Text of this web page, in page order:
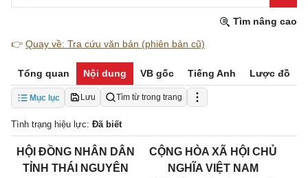
Tìm nâng cao
👉 Quay về: Tra cứu văn bản (phiên bản cũ)
Tổng quan Nội dung VB gốc Tiếng Anh Lược đồ
Mục lục Lưu Tìm từ trong trang
Tình trạng hiệu lực: Đã biết
HỘI ĐỒNG NHÂN DÂN
TỈNH THÁI NGUYÊN
CỘNG HÒA XÃ HỘI CHỦ
NGHĨA VIỆT NAM